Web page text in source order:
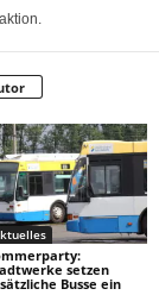
setzen
Busse ein